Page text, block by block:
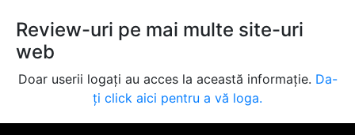
Review-uri pe mai multe site-uri
web
Doar userii logați au acces la această informație. Da-
ți click aici pentru a vă loga.